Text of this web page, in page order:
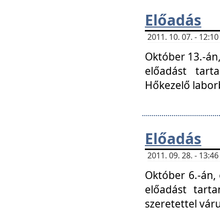
Előadás
2011. 10. 07. -
Október 13.-
előadást
Hőkezelő
Előadás
2011. 09. 28. -
Október 6.-
előadást
szeretettel